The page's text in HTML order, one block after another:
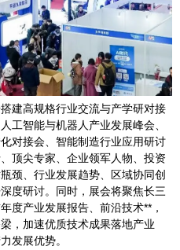
建高规格行业交流与产学研对接
工智能与机器人产业发展峰会、
对接会、智能制造行业应用研讨
顶尖专家、企业领军人物、投资
颈、行业发展趋势、区域协同创
度研讨。同时，展会将聚焦长三
度产业发展报告、前沿技术**，
，加速优质技术成果落地产业
发展优势。